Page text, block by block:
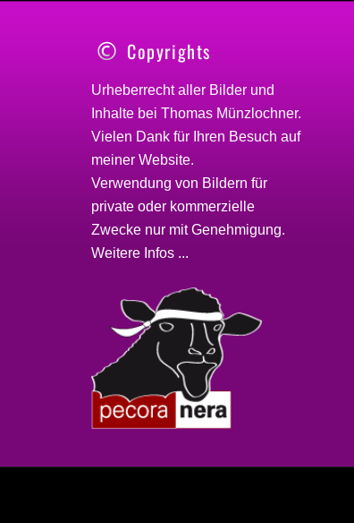
Copyrights
Urheberrecht aller Bilder und
Inhalte bei Thomas Münzlochner.
Vielen Dank für Ihren Besuch auf
meiner Website.
Verwendung von Bildern für
private oder kommerzielle
Zwecke nur mit Genehmigung.
Weitere Infos ...